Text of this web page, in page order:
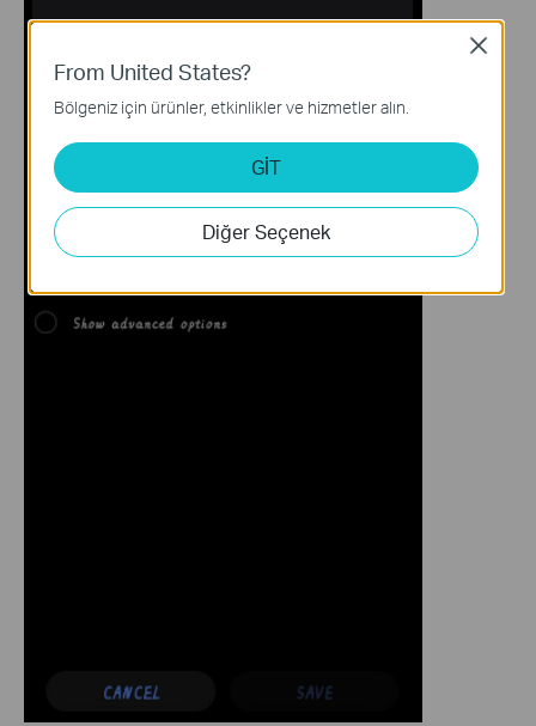
From United States?
Bölgeniz için ürünler, etkinlikler ve hizmetler alın.
GİT
Diğer Seçenek
Close